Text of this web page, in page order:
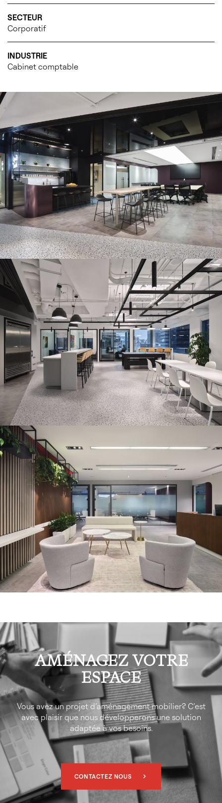
SECTEUR
Corporatif
INDUSTRIE
Cabinet comptable
AMÉNAGEZ VOTRE
ESPACE
Vous avez un projet d’aménagement mobilier? C’est
avec plaisir que nous développerons une solution
adaptée à vos besoins.
CONTACTEZ NOUS